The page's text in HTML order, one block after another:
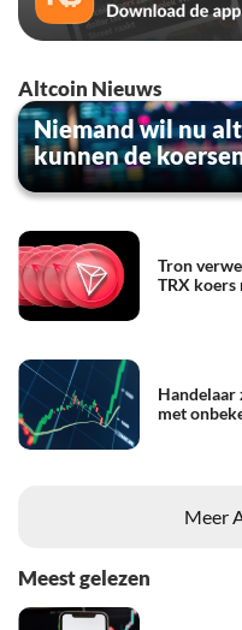
Altcoin Nieuws
Niemand wil nu
kunnen de
Tron
TRX koers
met
Meer
Meest gelezen